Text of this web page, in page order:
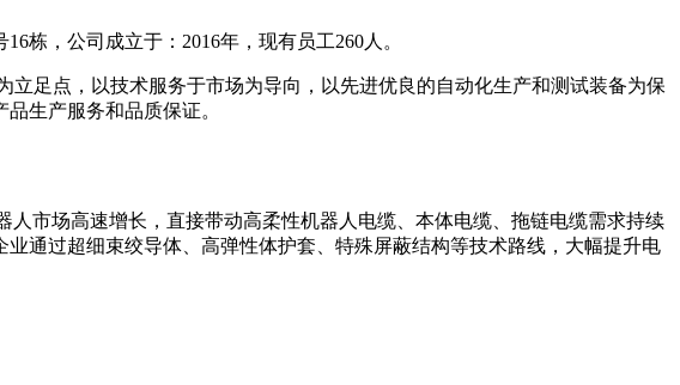
栋，公司成立于：2016年，现有员工260人。
足点，以技术服务于市场为导向，以先进优良的自动化生产和测试装备为保
生产服务和品质保证。
市场高速增长，直接带动高柔性机器人电缆、本体电缆、拖链电缆需求持续
通过超细束绞导体、高弹性体护套、特殊屏蔽结构等技术路线，大幅提升电